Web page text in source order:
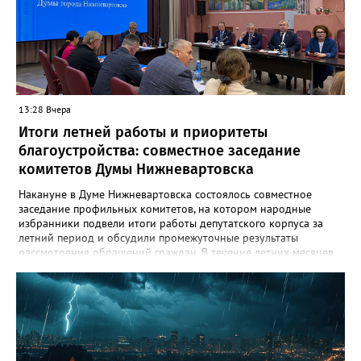
трассой. Он пропускает значительный поток транспорта и
связывает город с другими муниципалитетами округа и
Томской областью. После открытия движение по восточному
направлению серьёзно разгрузится. Водителей просят
соблюдать правила дорожного движения и быть
внимательными за рулём.
13:28 Вчера
Итоги летней работы и приоритеты
благоустройства: совместное заседание
комитетов Думы Нижневартовска
Накануне в Думе Нижневартовска состоялось совместное
заседание профильных комитетов, на котором народные
избранники подвели итоги работы депутатского корпуса за
летний период и обсудили промежуточные результаты
рассмотрения обращений граждан. В течение летних месяцев
осмотрели городские лагеря отдыха, проинспектировали
проблемные локации, на которые указывали жители, побывали
на территориях, где уже реализуются проекты благоустройства,
но требуют доработки, а также оценили участки, потенциально
пригодные для создания новых скверов. Комитет по
социальным вопросам держит на постоянном контроле